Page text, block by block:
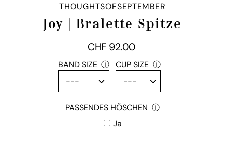
THOUGHTSOFSEPTEMBER
Joy | Bralette Spitze
CHF 92.00
BAND SIZE ⓘ CUP SIZE ⓘ
PASSENDES HÖSCHEN ⓘ
Ja